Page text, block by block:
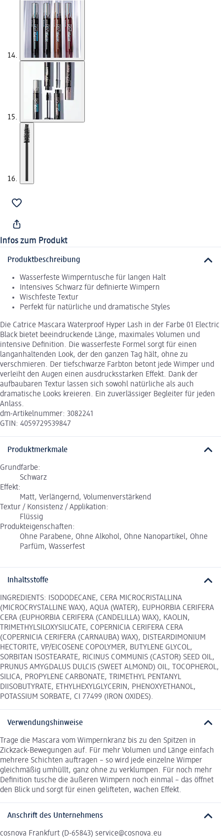
Infos zum Produkt
Produktbeschreibung
Wasserfeste Wimperntusche für langen Halt
Intensives Schwarz für definierte Wimpern
Wischfeste Textur
Perfekt für natürliche und dramatische Styles
Die Catrice Mascara Waterproof Hyper Lash in der Farbe 01 Electric
Black bietet beeindruckende Länge, maximales Volumen und
intensive Definition. Die wasserfeste Formel sorgt für einen
langanhaltenden Look, der den ganzen Tag hält, ohne zu
verschmieren. Der tiefschwarze Farbton betont jede Wimper und
verleiht den Augen einen ausdrucksstarken Effekt. Dank der
aufbaubaren Textur lassen sich sowohl natürliche als auch
dramatische Looks kreieren. Ein zuverlässiger Begleiter für jeden
Anlass.
dm-Artikelnummer: 3082241
GTIN: 4059729539847
Produktmerkmale
Grundfarbe:
Schwarz
Effekt:
Matt, Verlängernd, Volumenverstärkend
Textur / Konsistenz / Applikation:
Flüssig
Produkteigenschaften:
Ohne Parabene, Ohne Alkohol, Ohne Nanopartikel, Ohne
Parfüm, Wasserfest
Inhaltsstoffe
INGREDIENTS: ISODODECANE, CERA MICROCRISTALLINA
(MICROCRYSTALLINE WAX), AQUA (WATER), EUPHORBIA CERIFERA
CERA (EUPHORBIA CERIFERA (CANDELILLA) WAX), KAOLIN,
TRIMETHYLSILOXYSILICATE, COPERNICIA CERIFERA CERA
(COPERNICIA CERIFERA (CARNAUBA) WAX), DISTEARDIMONIUM
HECTORITE, VP/EICOSENE COPOLYMER, BUTYLENE GLYCOL,
SORBITAN ISOSTEARATE, RICINUS COMMUNIS (CASTOR) SEED OIL,
PRUNUS AMYGDALUS DULCIS (SWEET ALMOND) OIL, TOCOPHEROL,
SILICA, PROPYLENE CARBONATE, TRIMETHYL PENTANYL
DIISOBUTYRATE, ETHYLHEXYLGLYCERIN, PHENOXYETHANOL,
POTASSIUM SORBATE, CI 77499 (IRON OXIDES).
Verwendungshinweise
Trage die Mascara vom Wimpernkranz bis zu den Spitzen in
Zickzack-Bewegungen auf. Für mehr Volumen und Länge einfach
mehrere Schichten auftragen – so wird jede einzelne Wimper
gleichmäßig umhüllt, ganz ohne zu verklumpen. Für noch mehr
Definition tusche die äußeren Wimpern noch einmal – das öffnet
den Blick und sorgt für einen gelifteten, wachen Effekt.
Anschrift des Unternehmens
cosnova Frankfurt (D-65843) service@cosnova.eu